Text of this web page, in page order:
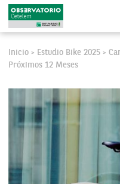
Inicio > Estudio Bike 2025 >
Próximos 12 Meses